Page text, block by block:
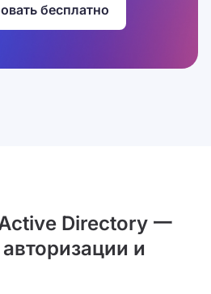
бесплатно
Directory 一
и